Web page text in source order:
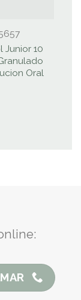
Junior 10
Oral